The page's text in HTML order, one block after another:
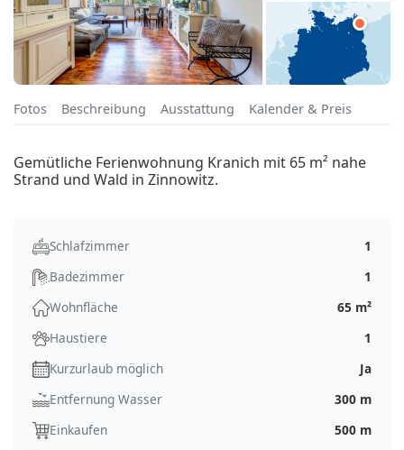
Fotos Beschreibung Ausstattung Kalender & Preis
Gemütliche Ferienwohnung Kranich mit 65 m² nahe
Strand und Wald in Zinnowitz.
Schlafzimmer
1
Badezimmer
1
Wohnfläche
65 m²
Haustiere
1
Kurzurlaub möglich
Ja
Entfernung Wasser
300 m
Einkaufen
500 m